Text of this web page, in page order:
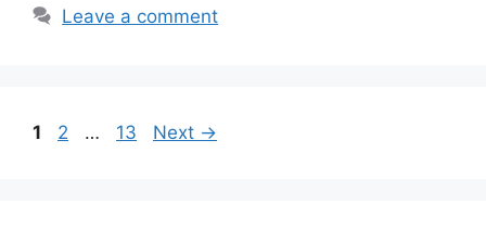
Leave a comment
1 2 … 13 Next →